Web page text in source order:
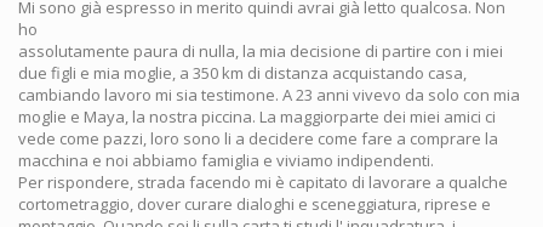
Mi sono già espresso in merito quindi avrai già letto qualcosa. Non
ho
assolutamente paura di nulla, la mia decisione di partire con i miei
due figli e mia moglie, a 350 km di distanza acquistando casa,
cambiando lavoro mi sia testimone. A 23 anni vivevo da solo con mia
moglie e Maya, la nostra piccina. La maggiorparte dei miei amici ci
vede come pazzi, loro sono li a decidere come fare a comprare la
macchina e noi abbiamo famiglia e viviamo indipendenti.
Per rispondere, strada facendo mi è capitato di lavorare a qualche
cortometraggio, dover curare dialoghi e sceneggiatura, riprese e